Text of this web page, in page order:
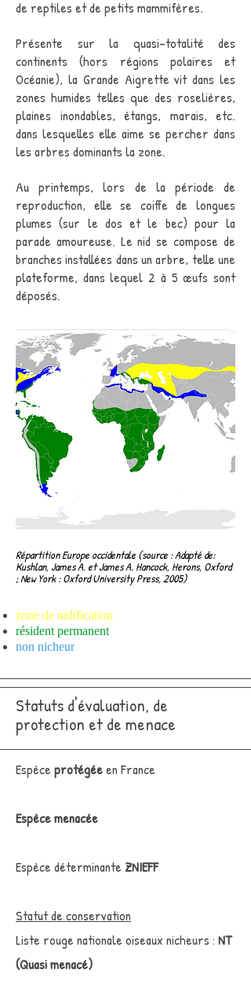
de reptiles et de petits mammifères.
Présente sur la quasi-totalité des
continents (hors régions polaires et
Océanie), la Grande Aigrette vit dans les
zones humides telles que des roselières,
plaines inondables, étangs, marais, etc.
dans lesquelles elle aime se percher dans
les arbres dominants la zone.
Au printemps, lors de la période de
reproduction, elle se coiffe de longues
plumes (sur le dos et le bec) pour la
parade amoureuse. Le nid se compose de
branches installées dans un arbre, telle une
plateforme, dans lequel 2 à 5 œufs sont
déposés.
Répartition Europe occidentale (source : Adapté de:
Kushlan, James A. et James A. Hancock, Herons, Oxford
; New York : Oxford University Press, 2005)
zone de nidification
résident permanent
non nicheur
Statuts d'évaluation, de
protection et de menace
Espèce protégéeen France
Espèce menacée
Espèce déterminante ZNIEFF
Statut de conservation
Liste rouge nationale oiseaux nicheurs : NT
(Quasi menacé)